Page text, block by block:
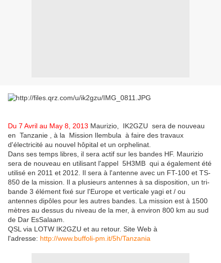
Du 7 Avril au May 8, 2013 Maurizio, IK2GZU sera de nouveau
en Tanzanie , à la Mission Ilembula à faire des travaux
d'électricité au nouvel hôpital et un orphelinat.
Dans ses temps libres, il sera actif sur les bandes HF. Maurizio
sera de nouveau en utilisant l'appel 5H3MB qui a également été
utilisé en 2011 et 2012. Il sera à l'antenne avec un FT-100 et TS-
850 de la mission. Il a plusieurs antennes à sa disposition, un tri-
bande 3 élément fixé sur l'Europe et verticale yagi et / ou
antennes dipôles pour les autres bandes. La mission est à 1500
mètres au dessus du niveau de la mer, à environ 800 km au sud
de Dar EsSalaam.
QSL via LOTW IK2GZU et au retour. Site Web à
l'adresse: http://www.buffoli-pm.it/5h/Tanzania